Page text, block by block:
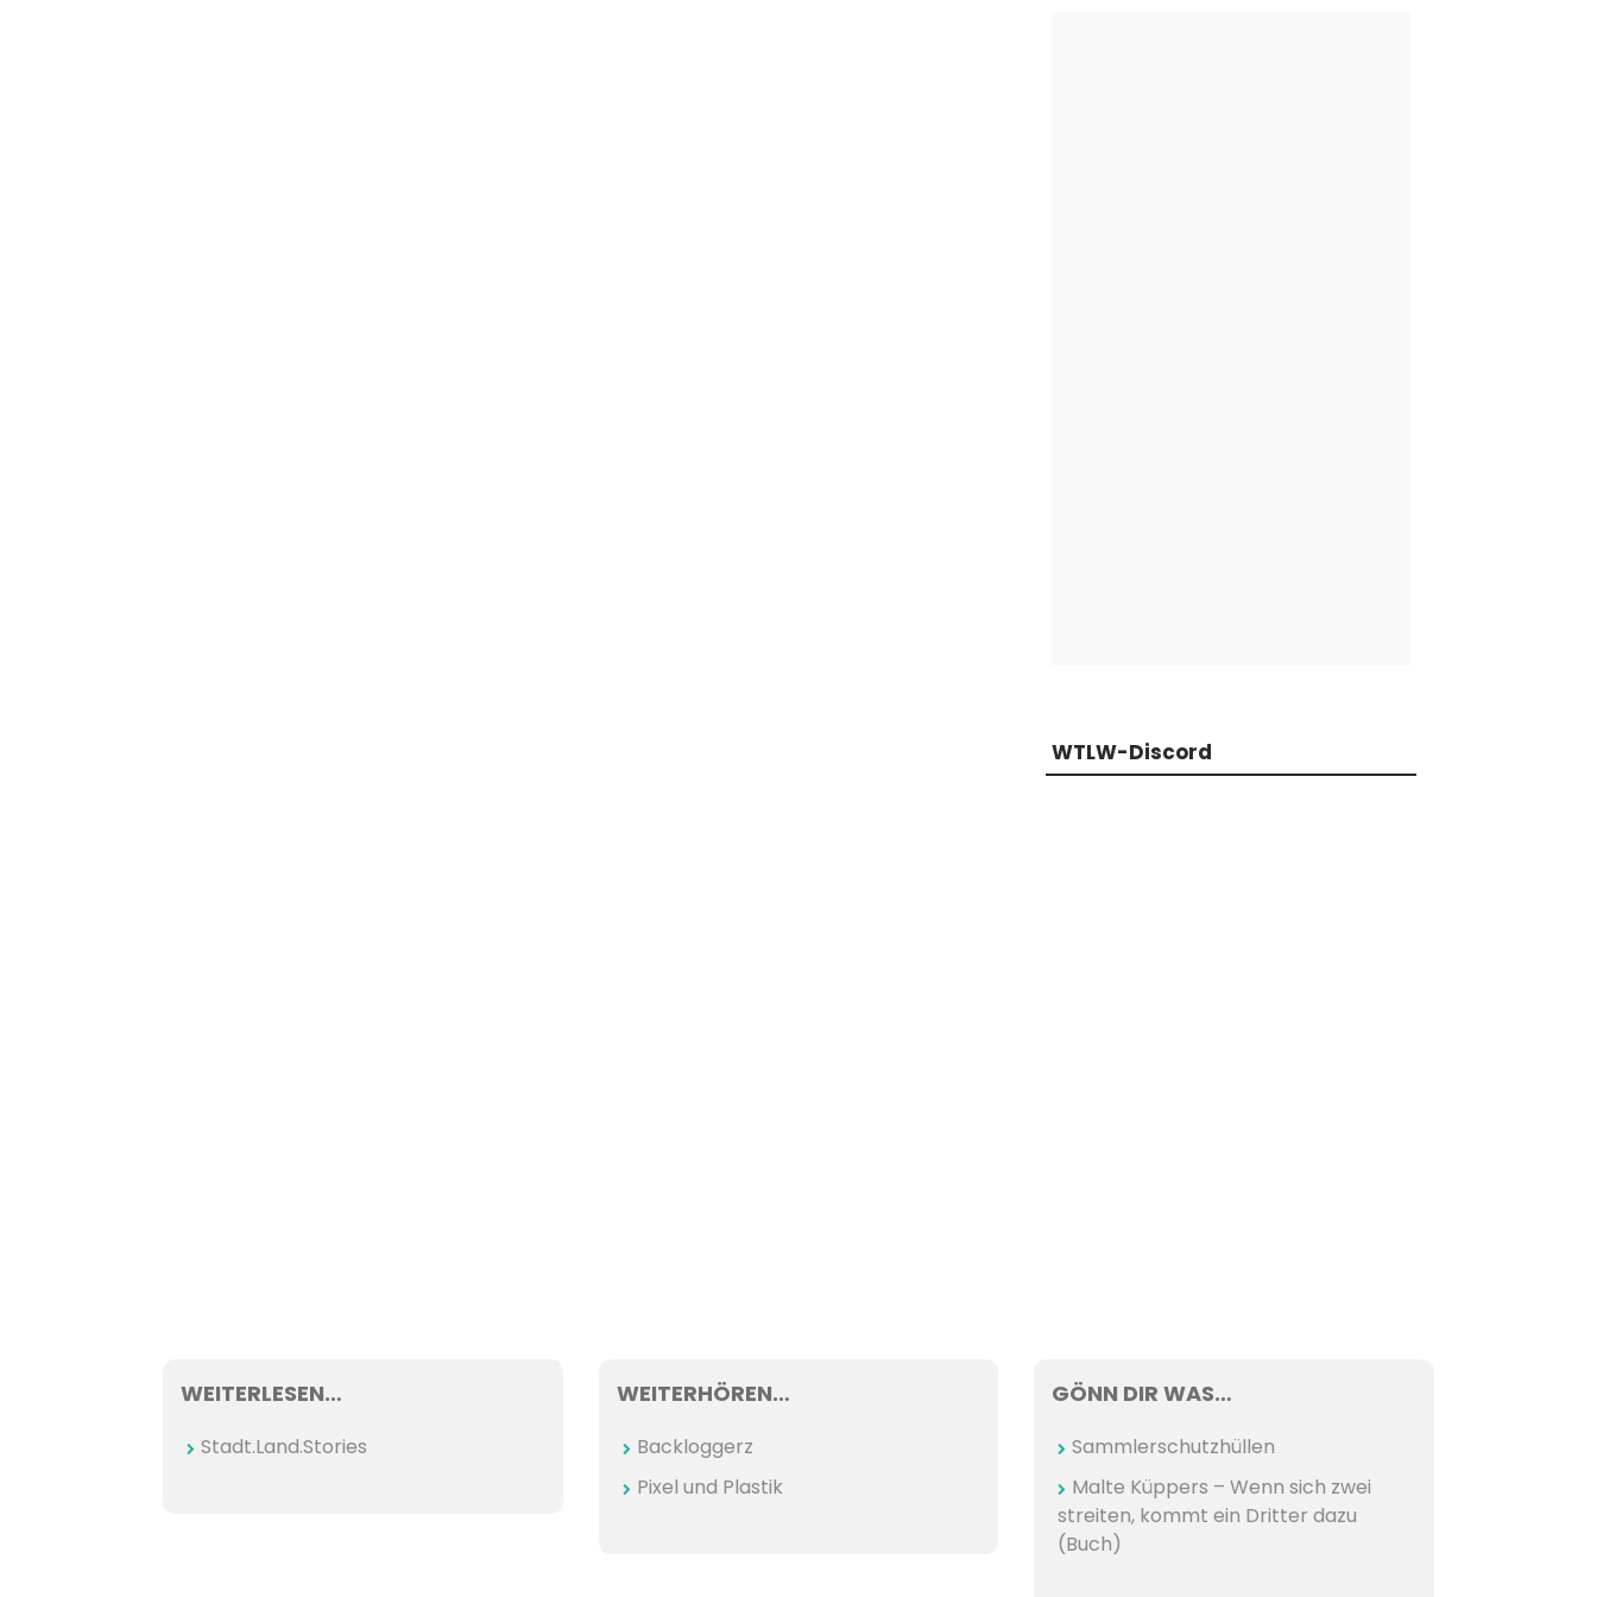
WTLW-Discord
WEITERLESEN…
Stadt.Land.Stories
WEITERHÖREN…
Backloggerz
Pixel und Plastik
GÖNN DIR WAS…
Sammlerschutzhüllen
Malte Küppers – Wenn sich zwei
streiten, kommt ein Dritter dazu
(Buch)